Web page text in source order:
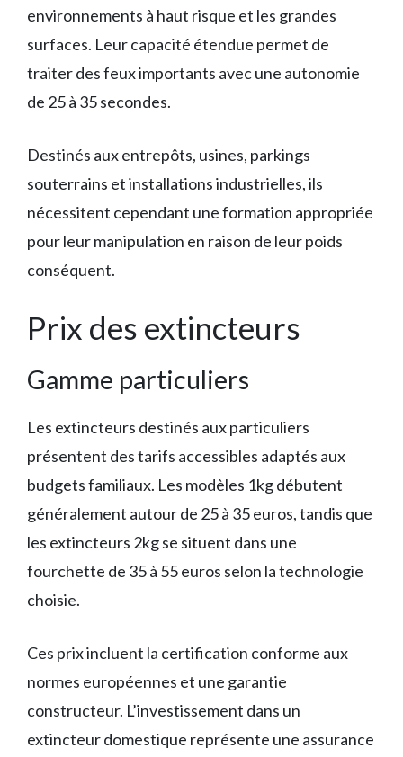
environnements à haut risque et les grandes
surfaces. Leur capacité étendue permet de
traiter des feux importants avec une autonomie
de 25 à 35 secondes.
Destinés aux entrepôts, usines, parkings
souterrains et installations industrielles, ils
nécessitent cependant une formation appropriée
pour leur manipulation en raison de leur poids
conséquent.
Prix des extincteurs
Gamme particuliers
Les extincteurs destinés aux particuliers
présentent des tarifs accessibles adaptés aux
budgets familiaux. Les modèles 1kg débutent
généralement autour de 25 à 35 euros, tandis que
les extincteurs 2kg se situent dans une
fourchette de 35 à 55 euros selon la technologie
choisie.
Ces prix incluent la certification conforme aux
normes européennes et une garantie
constructeur. L’investissement dans un
extincteur domestique représente une assurance